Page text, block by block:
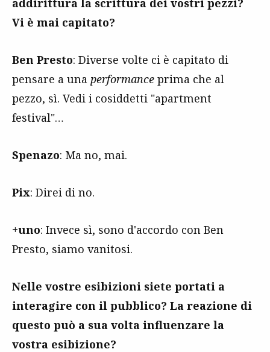
Vi è mai capitato?
Ben Presto: Diverse volte ci è capitato di
pensare a una performance prima che al
pezzo, sì. Vedi i cosiddetti "apartment
festival"…
Spenazo: Ma no, mai.
Pix: Direi di no.
+uno: Invece sì, sono d'accordo con Ben
Presto, siamo vanitosi.
Nelle vostre esibizioni siete portati a
interagire con il pubblico? La reazione di
questo può a sua volta influenzare la
vostra esibizione?